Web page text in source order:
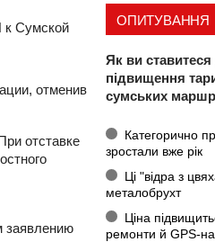
к Сумской
отменив
отставке
заявлению
ОПИТУВАННЯ
Як ви
підвищення
сумських
Категорично
зростали вже рік
Ці "відра з
металобрухт
Ціна
ремонти й GPS-